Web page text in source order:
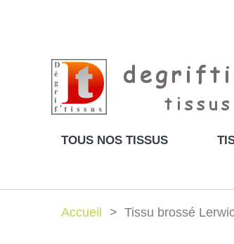
TOUS NOS TISSUS
Accueil Tissu brossé